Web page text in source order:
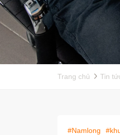
Trang chủ Tin
#Namlong